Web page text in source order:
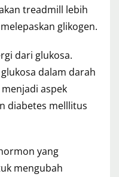
treadmill lebih
glikogen.
dari glukosa.
dalam darah
aspek
diabetes melllitus
yang
mengubah